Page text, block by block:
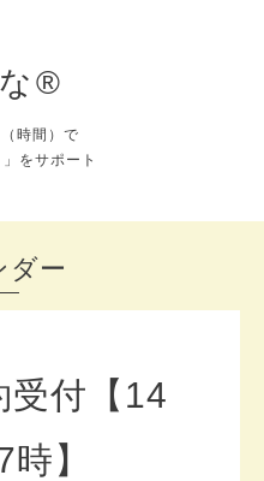
®︎
時間）で
」をサポート
ダー
受付【14
】